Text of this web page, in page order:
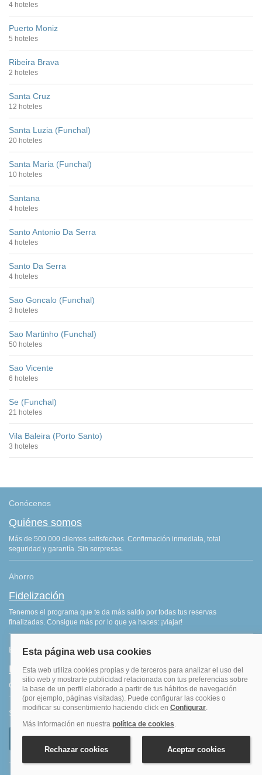
4 hoteles
Puerto Moniz
5 hoteles
Ribeira Brava
2 hoteles
Santa Cruz
12 hoteles
Santa Luzia (Funchal)
20 hoteles
Santa Maria (Funchal)
10 hoteles
Santana
4 hoteles
Santo Antonio Da Serra
4 hoteles
Santo Da Serra
4 hoteles
Sao Goncalo (Funchal)
3 hoteles
Sao Martinho (Funchal)
50 hoteles
Sao Vicente
6 hoteles
Se (Funchal)
21 hoteles
Vila Baleira (Porto Santo)
3 hoteles
Conócenos
Quiénes somos
Más de 500.000 clientes satisfechos. Confirmación inmediata, total
seguridad y garantía. Sin sorpresas.
Ahorro
Fidelización
Tenemos el programa que te da más saldo por todas tus reservas
finalizadas. Consigue más por lo que ya haces: ¡viajar!
Blog de viajes
Blog hoteles y viajes
Consejos de viajes, ofertas de hoteles y últimas noticias del sector.
Síguenos